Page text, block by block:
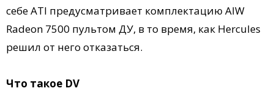
себе ATI предусматривает комплектацию AIW
Radeon 7500 пультом ДУ, в то время, как Hercules
решил от него отказаться.
Что такое DV